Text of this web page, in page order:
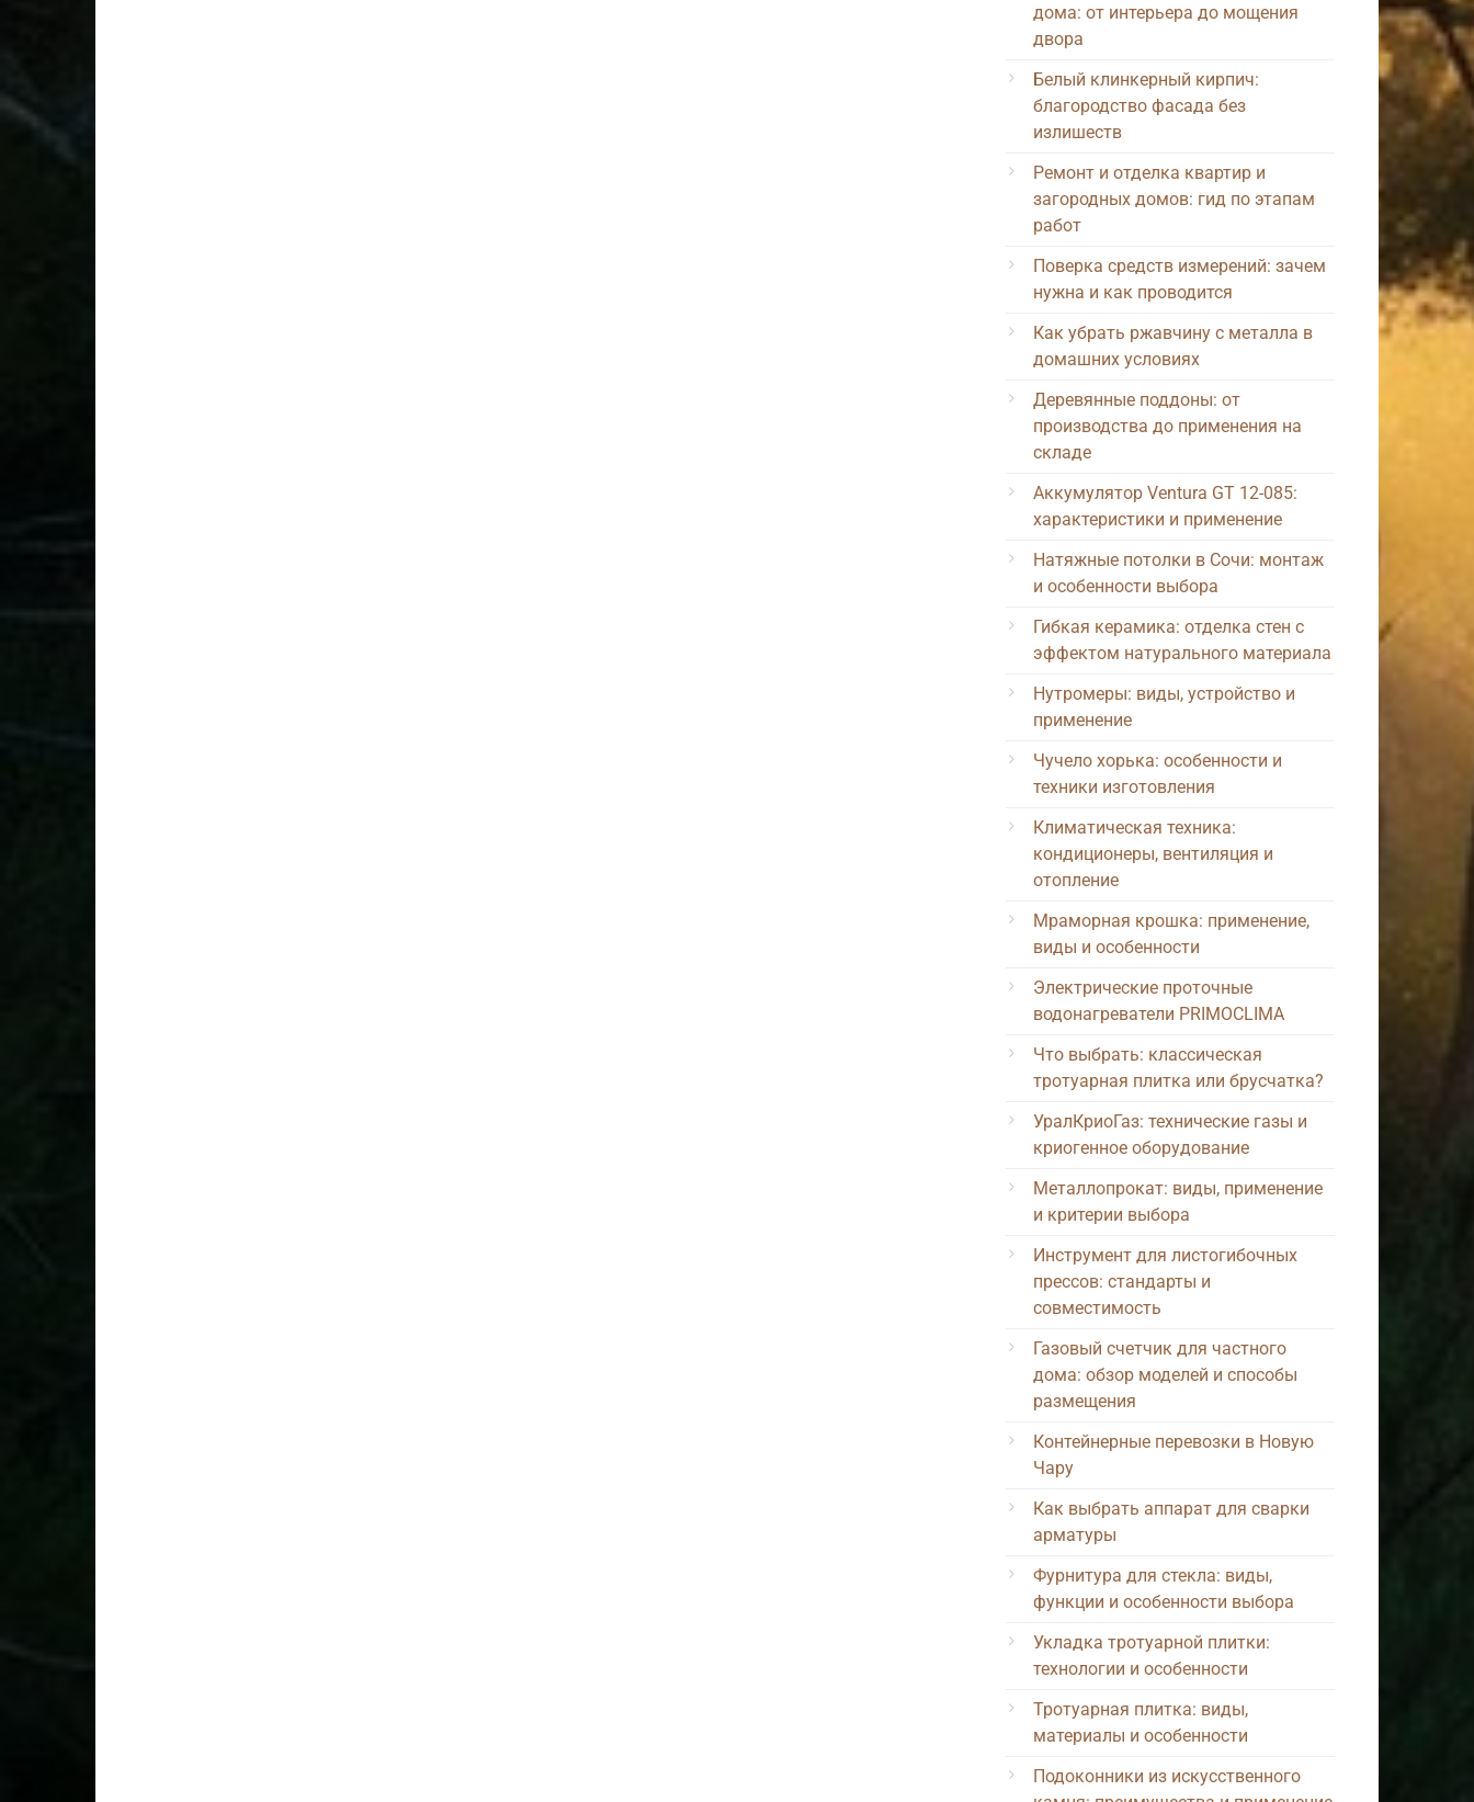
дома: от интерьера до мощения
двора
Белый клинкерный кирпич:
благородство фасада без
излишеств
Ремонт и отделка квартир и
загородных домов: гид по этапам
работ
Поверка средств измерений: зачем
нужна и как проводится
Как убрать ржавчину с металла в
домашних условиях
Деревянные поддоны: от
производства до применения на
складе
Аккумулятор Ventura GT 12-085:
характеристики и применение
Натяжные потолки в Сочи: монтаж
и особенности выбора
Гибкая керамика: отделка стен с
эффектом натурального материала
Нутромеры: виды, устройство и
применение
Чучело хорька: особенности и
техники изготовления
Климатическая техника:
кондиционеры, вентиляция и
отопление
Мраморная крошка: применение,
виды и особенности
Электрические проточные
водонагреватели PRIMOCLIMA
Что выбрать: классическая
тротуарная плитка или брусчатка?
УралКриоГаз: технические газы и
криогенное оборудование
Металлопрокат: виды, применение
и критерии выбора
Инструмент для листогибочных
прессов: стандарты и
совместимость
Газовый счетчик для частного
дома: обзор моделей и способы
размещения
Контейнерные перевозки в Новую
Чару
Как выбрать аппарат для сварки
арматуры
Фурнитура для стекла: виды,
функции и особенности выбора
Укладка тротуарной плитки:
технологии и особенности
Тротуарная плитка: виды,
материалы и особенности
Подоконники из искусственного